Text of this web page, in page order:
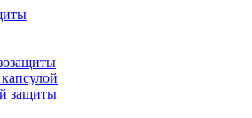
защиты